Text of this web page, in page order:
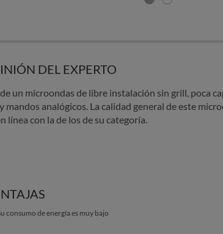
DEL EXPERTO
un microondas de libre instalación sin grill, poca
mandos analógicos. La calidad general de este
línea con la de los de su categoría.
consumo de energía es muy bajo